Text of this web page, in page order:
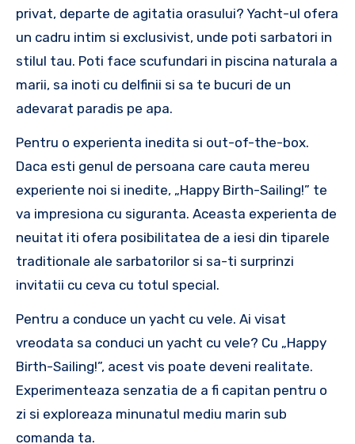
privat, departe de agitatia orasului? Yacht-ul ofera
un cadru intim si exclusivist, unde poti sarbatori in
stilul tau. Poti face scufundari in piscina naturala a
marii, sa inoti cu delfinii si sa te bucuri de un
adevarat paradis pe apa.
Pentru o experienta inedita si out-of-the-box.
Daca esti genul de persoana care cauta mereu
experiente noi si inedite, „Happy Birth-Sailing!” te
va impresiona cu siguranta. Aceasta experienta de
neuitat iti ofera posibilitatea de a iesi din tiparele
traditionale ale sarbatorilor si sa-ti surprinzi
invitatii cu ceva cu totul special.
Pentru a conduce un yacht cu vele. Ai visat
vreodata sa conduci un yacht cu vele? Cu „Happy
Birth-Sailing!”, acest vis poate deveni realitate.
Experimenteaza senzatia de a fi capitan pentru o
zi si exploreaza minunatul mediu marin sub
comanda ta.